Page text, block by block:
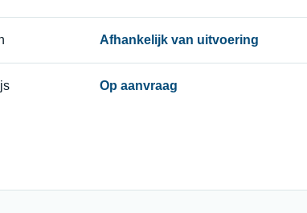
Afhankelijk van uitvoering
Op aanvraag